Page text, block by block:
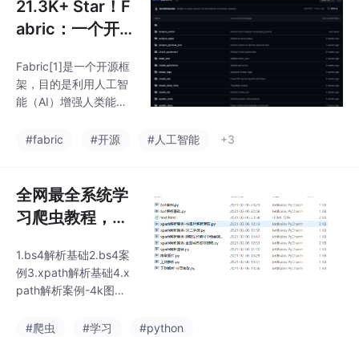
21.3K+ Star！F
abric：一个开
工智能（AI）增
强人类能力，可
用
Fabric[1]是一个开源框
架，目的是利用人工智
能（AI）增强人类能
的 AI 提示（Pattern
决特定问题，并且可以
在任何地方使用。
#fabric #开源 #人工智能 +3
全网最全系统学
习爬虫教程，用
析（bs4,xpath,
正则表达式)
1.bs4解析基础2.bs4案
例3.xpath解析基础4.x
path解析案例-4k图片
案例-58二手房6.xpath
#爬虫 #学习 #python